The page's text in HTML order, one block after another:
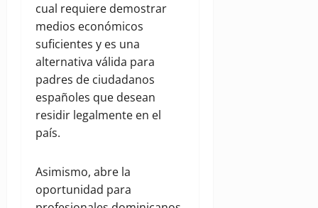
cual requiere demostrar
medios económicos
suficientes y es una
alternativa válida para
padres de ciudadanos
españoles que desean
residir legalmente en el
país.
Asimismo, abre la
oportunidad para